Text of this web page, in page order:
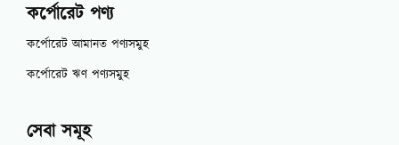
কর্পোরেট পণ্য
কর্পোরেট আমানত পণ্যসমুহ
কর্পোরেট ঋণ পণ্যসমুহ
সেবা সমূহ